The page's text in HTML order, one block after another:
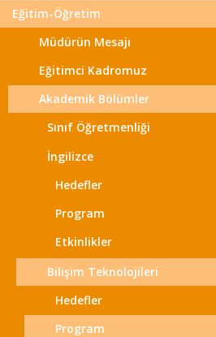
Eğitim-Öğretim
Müdürün Mesajı
Eğitimci Kadromuz
Akademik Bölümler
Sınıf Öğretmenliği
İngilizce
Hedefler
Program
Etkinlikler
Bilişim Teknolojileri
Hedefler
Program